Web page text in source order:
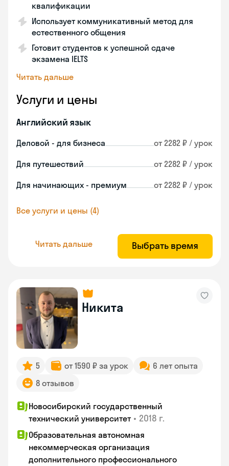
квалификации
Использует коммуникативный метод для
естественного общения
Готовит студентов к успешной сдаче
экзамена IELTS
Читать дальше
Услуги и цены
Английский язык
Деловой - для бизнеса от 2282 ₽ / урок
Для путешествий от 2282 ₽ / урок
Для начинающих - премиум от 2282 ₽ / урок
Все услуги и цены (4)
Читать дальше Выбрать время
Никита
5 от 1590 ₽ за урок
6 лет опыта
8 отзывов
Новосибирский государственный
технический университет • 2018 г.
Образовательная автономная
некоммерческая организация
дополнительного профессионального